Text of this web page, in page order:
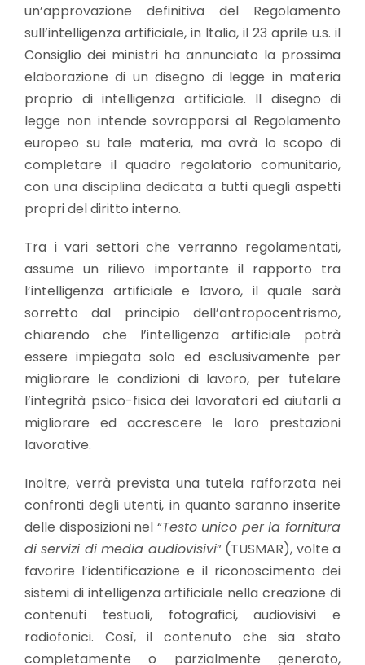
un’approvazione definitiva del Regolamento
sull’intelligenza artificiale, in Italia, il 23 aprile u.s. il
Consiglio dei ministri ha annunciato la prossima
elaborazione di un disegno di legge in materia
proprio di intelligenza artificiale. Il disegno di
legge non intende sovrapporsi al Regolamento
europeo su tale materia, ma avrà lo scopo di
completare il quadro regolatorio comunitario,
con una disciplina dedicata a tutti quegli aspetti
propri del diritto interno.
Tra i vari settori che verranno regolamentati,
assume un rilievo importante il rapporto tra
l’intelligenza artificiale e lavoro, il quale sarà
sorretto dal principio dell’antropocentrismo,
chiarendo che l’intelligenza artificiale potrà
essere impiegata solo ed esclusivamente per
migliorare le condizioni di lavoro, per tutelare
l’integrità psico-fisica dei lavoratori ed aiutarli a
migliorare ed accrescere le loro prestazioni
lavorative.
Inoltre, verrà prevista una tutela rafforzata nei
confronti degli utenti, in quanto saranno inserite
delle disposizioni nel “Testo unico per la fornitura
di servizi di media audiovisivi” (TUSMAR), volte a
favorire l’identificazione e il riconoscimento dei
sistemi di intelligenza artificiale nella creazione di
contenuti testuali, fotografici, audiovisivi e
radiofonici. Così, il contenuto che sia stato
completamente o parzialmente generato,